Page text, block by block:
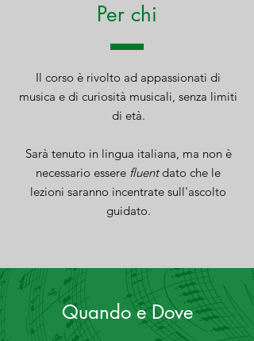
Per chi
Il corso è rivolto ad appassionati di
musica e di curiosità musicali, senza limiti
di età.
Sarà tenuto in lingua italiana, ma non è
necessario essere fluentdato che le
lezioni saranno incentrate sull'ascolto
guidato.
Quando e Dove